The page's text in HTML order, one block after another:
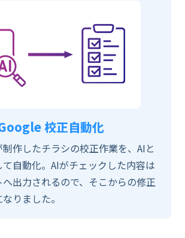
校正自動化
作したチラシの校正作業を、AIと
て自動化。AIがチェックした内容は
へ出力されるので、そこからの修正
りました。